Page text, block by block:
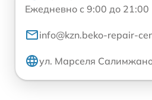
Ежедневно с 9:00 до 21:00
info@kzn.beko-repair-
ул. Марселя